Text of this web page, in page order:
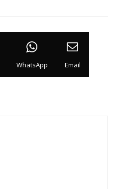
WhatsApp Email